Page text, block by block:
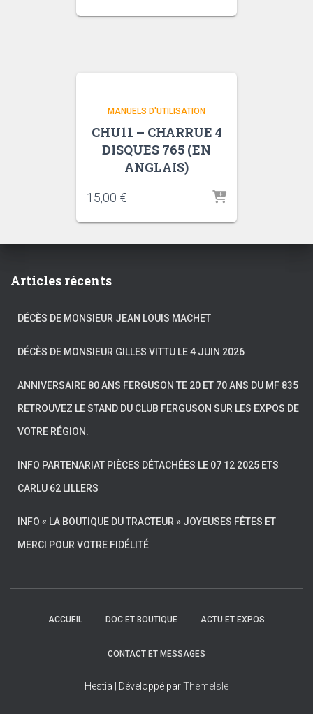
MANUELS D'UTILISATION
CHU11 – CHARRUE 4
DISQUES 765 (EN
ANGLAIS)
15,00 €
Articles récents
DÉCÈS DE MONSIEUR JEAN LOUIS MACHET
DÉCÈS DE MONSIEUR GILLES VITTU LE 4 JUIN 2026
ANNIVERSAIRE 80 ANS FERGUSON TE 20 ET 70 ANS DU MF 835
RETROUVEZ LE STAND DU CLUB FERGUSON SUR LES EXPOS DE
VOTRE RÉGION.
INFO PARTENARIAT PIÈCES DÉTACHÉES LE 07 12 2025 ETS
CARLU 62 LILLERS
INFO « LA BOUTIQUE DU TRACTEUR » JOYEUSES FÊTES ET
MERCI POUR VOTRE FIDÉLITÉ
ACCUEIL DOC ET BOUTIQUE ACTU ET EXPOS
CONTACT ET MESSAGES
Hestia | Développé parThemeIsle